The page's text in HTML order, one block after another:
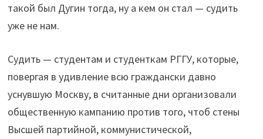
такой был Дугин тогда, ну а кем он стал — судить
уже не нам.
Судить — студентам и студенткам РГГУ, которые,
повергая в удивление всю граждански давно
уснувшую Москву, в считанные дни организовали
общественную кампанию против того, чтоб стены
Высшей партийной, коммунистической,